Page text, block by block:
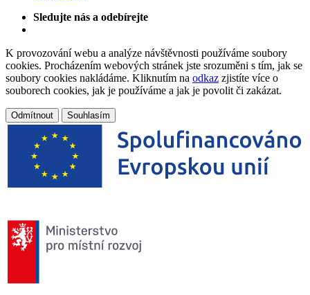
Sledujte nás a odebírejte
K provozování webu a analýze návštěvnosti používáme soubory
cookies. Procházením webových stránek jste srozuměni s tím, jak se
soubory cookies nakládáme. Kliknutím na odkaz zjistíte více o
souborech cookies, jak je používáme a jak je povolit či zakázat.
Odmítnout Souhlasím